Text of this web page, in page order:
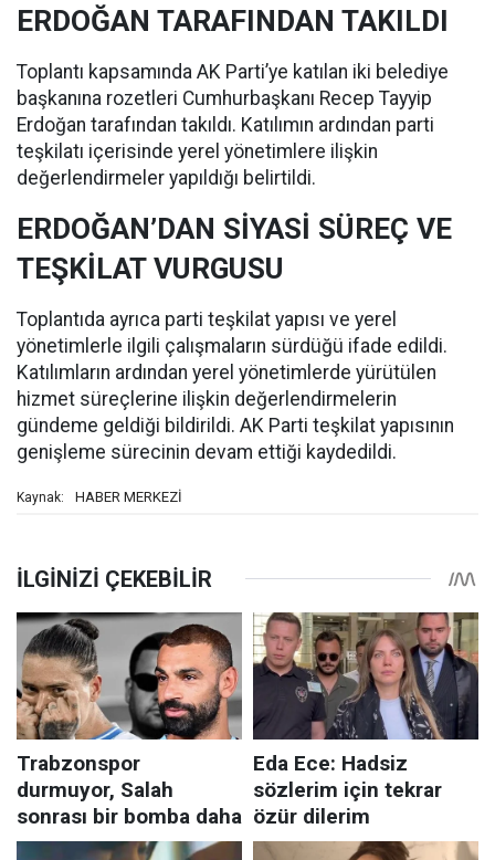
ERDOĞAN TARAFINDAN TAKILDI
Toplantı kapsamında AK Parti’ye katılan iki belediye
başkanına rozetleri Cumhurbaşkanı Recep Tayyip
Erdoğan tarafından takıldı. Katılımın ardından parti
teşkilatı içerisinde yerel yönetimlere ilişkin
değerlendirmeler yapıldığı belirtildi.
ERDOĞAN’DAN SİYASİ SÜREÇ VE
TEŞKİLAT VURGUSU
Toplantıda ayrıca parti teşkilat yapısı ve yerel
yönetimlerle ilgili çalışmaların sürdüğü ifade edildi.
Katılımların ardından yerel yönetimlerde yürütülen
hizmet süreçlerine ilişkin değerlendirmelerin
gündeme geldiği bildirildi. AK Parti teşkilat yapısının
genişleme sürecinin devam ettiği kaydedildi.
Kaynak: HABER MERKEZİ